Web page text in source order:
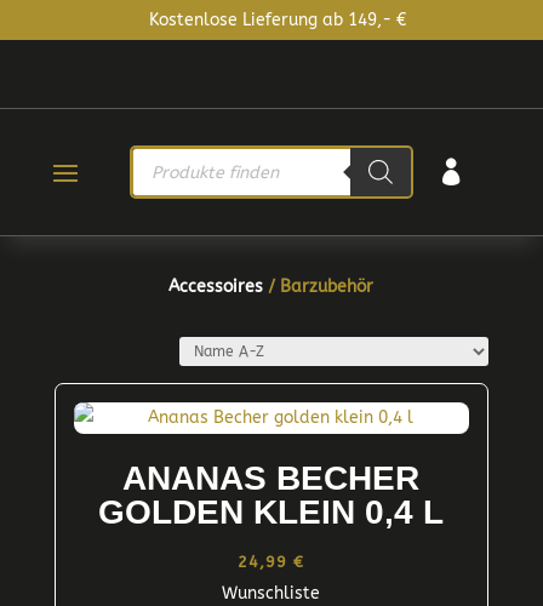
Kostenlose Lieferung ab 149,- €
PRODUCTS
SEARCH

Accessoires / Barzubehör
ANANAS BECHER
GOLDEN KLEIN 0,4 L
24,99€
Wunschliste